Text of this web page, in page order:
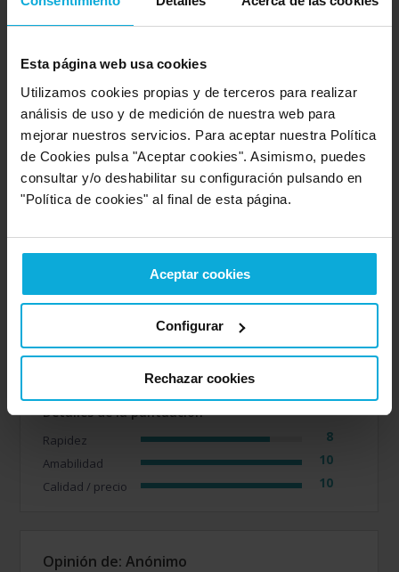
Esta página web usa cookies
Utilizamos cookies propias y de terceros para realizar
análisis de uso y de medición de nuestra web para
mejorar nuestros servicios. Para aceptar nuestra Política
de Cookies pulsa "Aceptar cookies". Asimismo, puedes
consultar y/o deshabilitar su configuración pulsando en
"Política de cookies" al final de esta página.
Aceptar cookies
Configurar
Rechazar cookies
para mis necesidades...en el aparyado calidad precio he
puntuqdo bajo porque el precio me parecio excesivo...la
calidad la ignoro puesto que no contrate
Detalles de la puntuación
Rapidez 10
Amabilidad
Opinión de: Anónimo
¿Qué te ha gustado más?han ajustado muy bien el
presupuesto a mis requisitos
Detalles de la puntuación
Rapidez 8
Amabilidad 10
Calidad / precio 10
Opinión de: Anónimo